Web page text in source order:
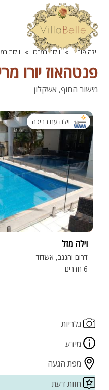
וילה פור יו וילות במרכז וילות
פנטהאוז יורו
מישור החוף, אשקלון
וילה עם בריכה
וילה מזל
דרום והנגב, אשדוד
6 חדרים
גלריות
מידע
מפת הגעה
חוות דעת